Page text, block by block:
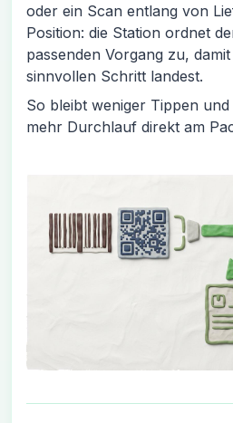
oder ein Scan entlang von
Position: die Station ordnet
passenden Vorgang zu,
sinnvollen Schritt landest.
So bleibt weniger Tippen
mehr Durchlauf direkt am